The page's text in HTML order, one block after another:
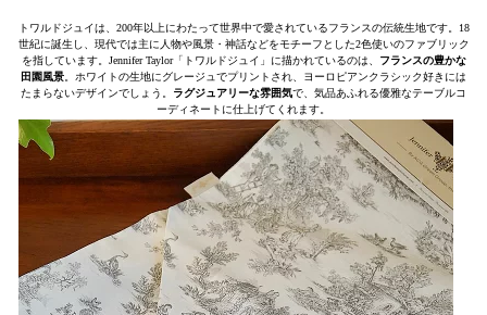
トワルドジュイは、200年以上にわたって世界中で愛されているフランスの伝統生地です。18
世紀に誕生し、現代では主に人物や風景・神話などをモチーフとした2色使いのファブリック
を指しています。Jennifer Taylor「トワルドジュイ」に描かれているのは、
フランスの豊かな
田園風景 。ホワイトの生地にグレージュでプリントされ、ヨーロピアンクラシック好きには
たまらないデザインでしょう。 ラグジュアリーな雰囲気で、気品あふれる優雅なテーブルコ
ーディネートに仕上げてくれます。